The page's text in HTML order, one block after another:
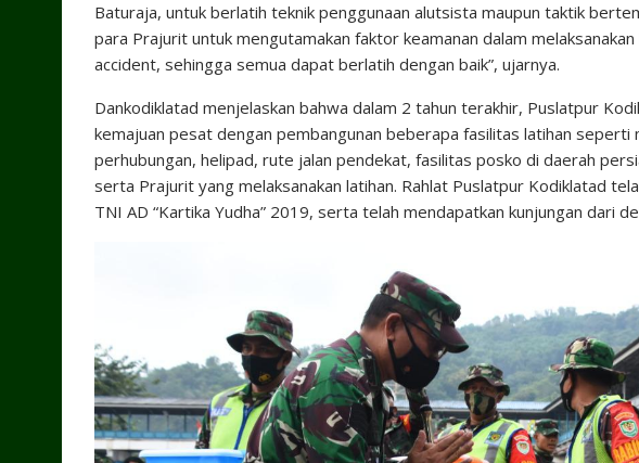
Baturaja, untuk berlatih teknik penggunaan alutsista maupun taktik
para Prajurit untuk mengutamakan faktor keamanan dalam
accident, sehingga semua dapat berlatih dengan baik”, ujarnya.
Dankodiklatad menjelaskan bahwa dalam 2 tahun terakhir, Puslatpur
kemajuan pesat dengan pembangunan beberapa fasilitas latihan
perhubungan, helipad, rute jalan pendekat, fasilitas posko di daerah
serta Prajurit yang melaksanakan latihan. Rahlat Puslatpur Kodiklatad
TNI AD “Kartika Yudha” 2019, serta telah mendapatkan kunjungan dari